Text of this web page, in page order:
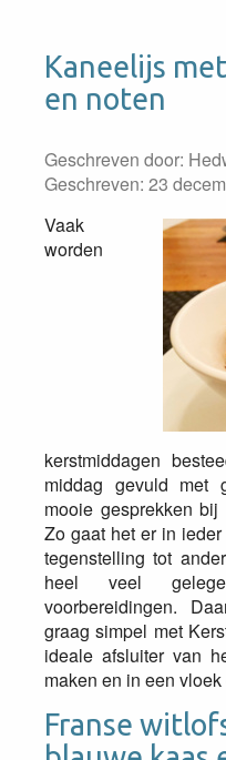
Kaneelijs
en noten
Geschreven door:
Geschreven: 23
Vaak
worden
kerstmiddagen
middag gevuld met
mooie gesprekken
Zo gaat het er in
tegenstelling tot
heel veel
voorbereidingen.
graag simpel met
ideale afsluiter van
maken en in een
Franse